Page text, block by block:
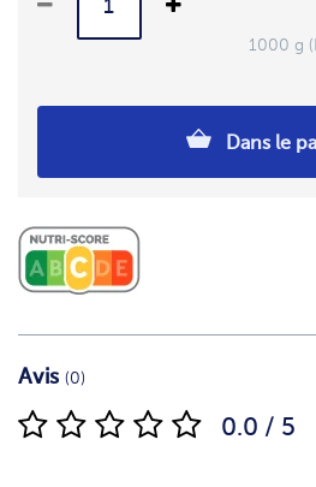
1000 g
Dans le
Avis (0)
0.0 / 5